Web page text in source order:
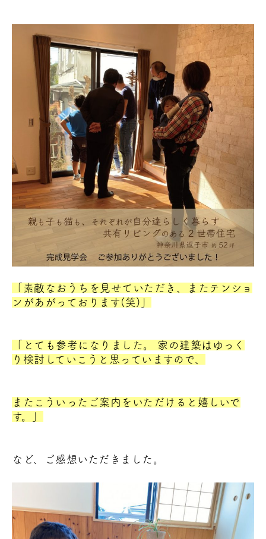
「素敵なおうちを見せていただき、またテンショ
ンがあがっております(笑)」
「とても参考になりました。 家の建築はゆっく
り検討していこうと思っていますので、
またこういったご案内をいただけると嬉しいで
す。」
など、ご感想いただきました。